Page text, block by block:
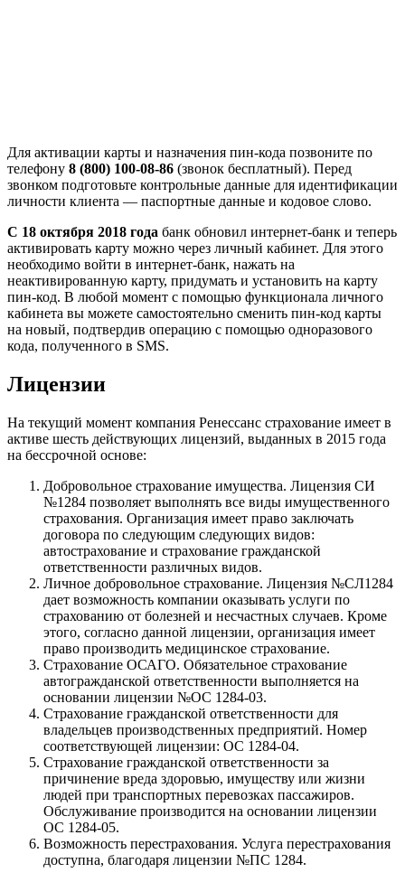
Для активации карты и назначения пин-кода позвоните по
телефону 8 (800) 100-08-86 (звонок бесплатный). Перед
звонком подготовьте контрольные данные для идентификации
личности клиента — паспортные данные и кодовое слово.
C 18 октября 2018 года банк обновил интернет-банк и теперь
активировать карту можно через личный кабинет. Для этого
необходимо войти в интернет-банк, нажать на
неактивированную карту, придумать и установить на карту
пин-код. В любой момент с помощью функционала личного
кабинета вы можете самостоятельно сменить пин-код карты
на новый, подтвердив операцию с помощью одноразового
кода, полученного в SMS.
Лицензии
На текущий момент компания Ренессанс страхование имеет в
активе шесть действующих лицензий, выданных в 2015 года
на бессрочной основе:
Добровольное страхование имущества. Лицензия СИ
№1284 позволяет выполнять все виды имущественного
страхования. Организация имеет право заключать
договора по следующим следующих видов:
автострахование и страхование гражданской
ответственности различных видов.
Личное добровольное страхование. Лицензия №СЛ1284
дает возможность компании оказывать услуги по
страхованию от болезней и несчастных случаев. Кроме
этого, согласно данной лицензии, организация имеет
право производить медицинское страхование.
Страхование ОСАГО. Обязательное страхование
автогражданской ответственности выполняется на
основании лицензии №ОС 1284-03.
Страхование гражданской ответственности для
владельцев производственных предприятий. Номер
соответствующей лицензии: ОС 1284-04.
Страхование гражданской ответственности за
причинение вреда здоровью, имуществу или жизни
людей при транспортных перевозках пассажиров.
Обслуживание производится на основании лицензии
ОС 1284-05.
Возможность перестрахования. Услуга перестрахования
доступна, благодаря лицензии №ПС 1284.